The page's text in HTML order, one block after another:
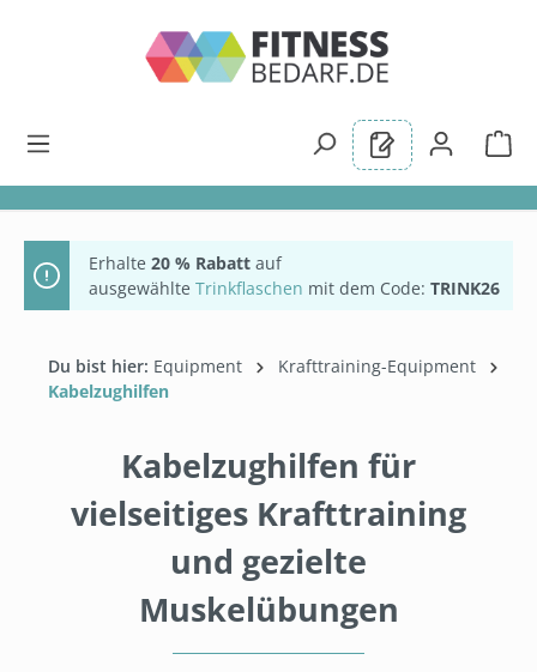
Erhalte 20 % Rabatt auf
ausgewählte Trinkflaschen mit dem Code: TRINK26
Du bist hier: Equipment
Krafttraining-Equipment
Kabelzughilfen
Kabelzughilfen für
vielseitiges Krafttraining
und gezielte
Muskelübungen